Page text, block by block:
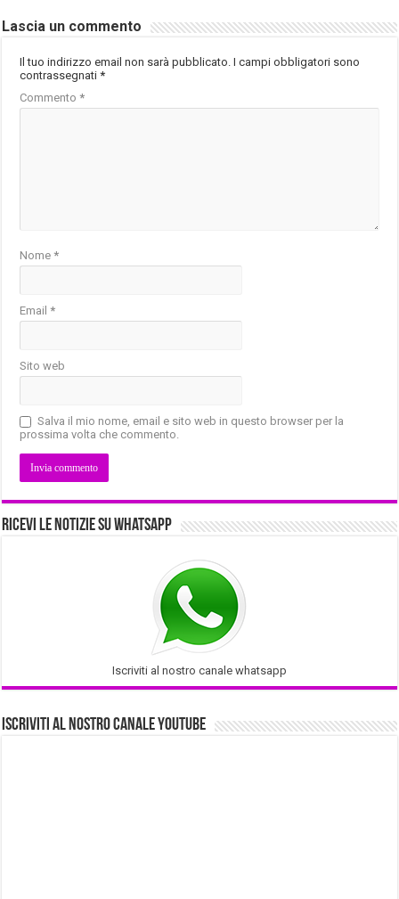
Lascia un commento
Il tuo indirizzo email non sarà pubblicato. I campi obbligatori sono
contrassegnati*
Commento*
Nome*
Email*
Sito web
Salva il mio nome, email e sito web in questo browser per la
prossima volta che commento.
Ricevi le notizie su Whatsapp
Iscriviti al nostro canale whatsapp
Iscriviti al nostro Canale Youtube